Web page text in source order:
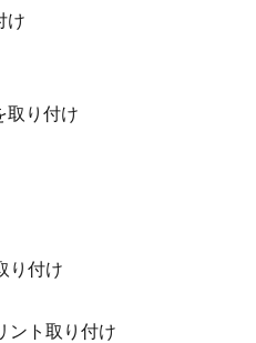
け
取り付け
り付け
ント取り付け